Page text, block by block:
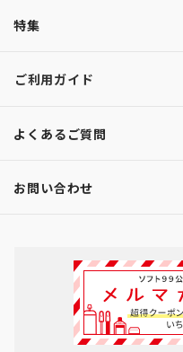
特集
ご利用ガイド
よくあるご質問
お問い合わせ